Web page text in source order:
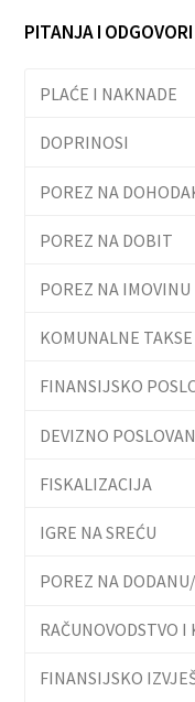
PITANJA I ODGOVORI
PLAĆE I NAKNADE
DOPRINOSI
POREZ NA
POREZ NA DOBIT
POREZ NA IMOVINU
KOMUNALNE TAKSE
FINANSIJSKO
DEVIZNO
FISKALIZACIJA
IGRE NA SREĆU
POREZ NA
RAČUNOVODSTVO
FINANSIJSKO